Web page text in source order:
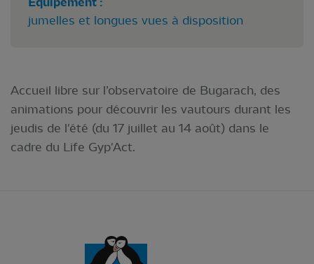
jumelles et longues vues à disposition
Accueil libre sur l’observatoire de Bugarach, des
animations pour découvrir les vautours durant les
jeudis de l'été (du 17 juillet au 14 août) dans le
cadre du Life Gyp'Act.